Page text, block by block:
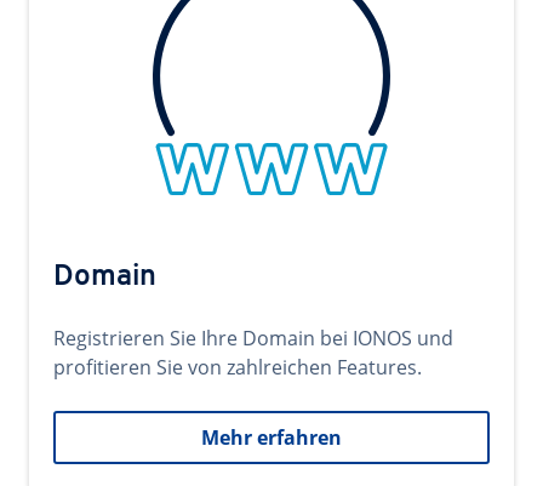
Domain
Registrieren Sie Ihre Domain bei IONOS und
profitieren Sie von zahlreichen Features.
Mehr erfahren